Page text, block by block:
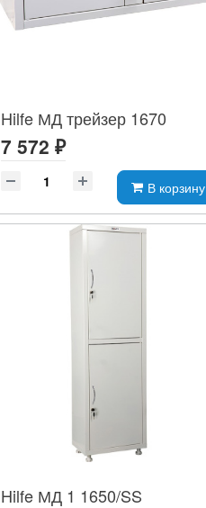
Hilfe МД трейзер 1670
7 572 ₽
В корзину
Hilfe МД 1 1650/SS